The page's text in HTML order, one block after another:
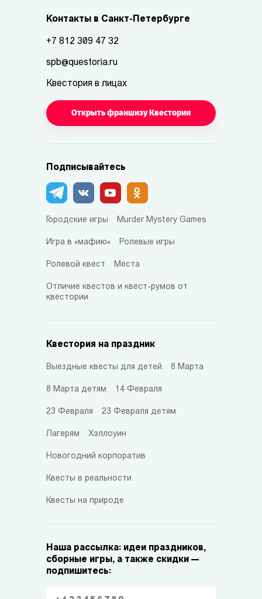
Контакты в Санкт-Петербурге
+7 812 309 47 32
spb@questoria.ru
Квестория в лицах
Открыть франшизу Квестории
Подписывайтесь
Городские игры Murder Mystery Games
Игра в «мафию» Ролевые игры
Ролевой квест Места
Отличие квестов и квест-румов от
квестории
Квестория на праздник
Выездные квесты для детей 8 Марта
8 Марта детям 14 Февраля
23 Февраля 23 Февраля детям
Лагерям Хэллоуин
Новогодний корпоратив
Квесты в реальности
Квесты на природе
Наша рассылка: идеи праздников,
сборные игры, а также скидки —
подпишитесь: